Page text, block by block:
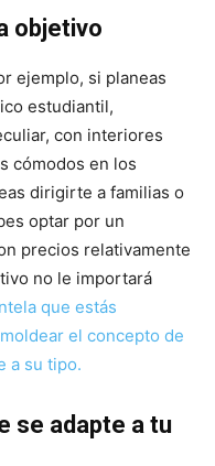
objetivo
ejemplo, si planeas
estudiantil,
con interiores
cómodos en los
dirigirte a familias o
optar por un
precios relativamente
no le importará
que estás
el concepto de
a su tipo.
se adapte a tu